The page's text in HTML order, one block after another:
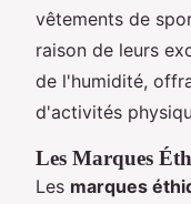
vêtements de
raison de leurs
de l'humidité,
d'activités
Les Marques
Les marques